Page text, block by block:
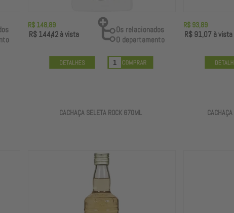
R$ 148,89
R$ 144,42à vista
R$ 93,89
R$ 91,07à vista
CACHAÇA SELETA ROCK 670ML